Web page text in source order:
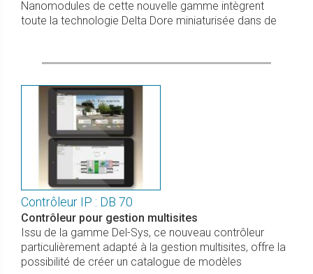
Nanomodules de cette nouvelle gamme intègrent
toute la technologie Delta Dore miniaturisée dans de
Contrôleur IP : DB 70
Contrôleur pour gestion multisites
Issu de la gamme Del-Sys, ce nouveau contrôleur
particulièrement adapté à la gestion multisites, offre la
possibilité de créer un catalogue de modèles